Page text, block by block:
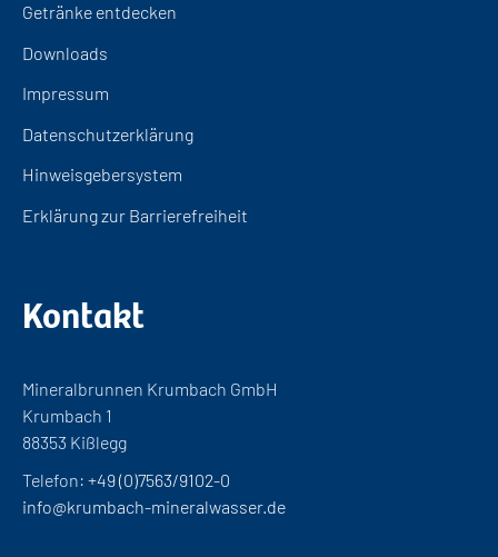
Getränke entdecken
Downloads
Impressum
Datenschutzerklärung
Hinweisgebersystem
Erklärung zur Barrierefreiheit
Kontakt
Mineralbrunnen Krumbach GmbH
Krumbach 1
88353 Kißlegg
Telefon: +49 (0)7563/9102-0
info@krumbach-mineralwasser.de